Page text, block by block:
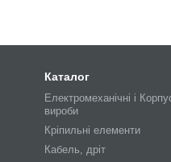
Каталог
Електромеханічні і
вироби
Кріпильні елементи
Кабель, дріт